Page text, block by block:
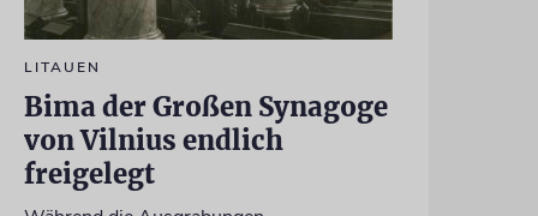
LITAUEN
Bima der Großen Synagoge
von Vilnius endlich
freigelegt